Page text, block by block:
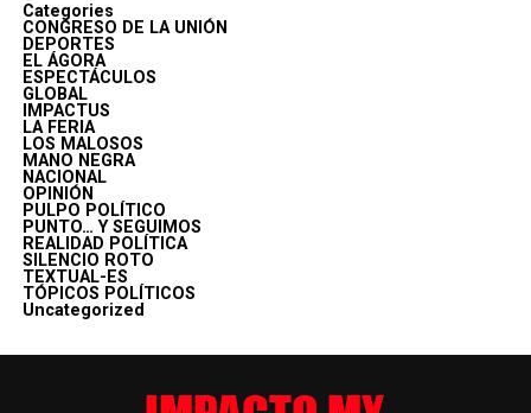
Categories
CONGRESO DE LA UNIÓN
DEPORTES
EL ÁGORA
ESPECTÁCULOS
GLOBAL
IMPACTUS
LA FERIA
LOS MALOSOS
MANO NEGRA
NACIONAL
OPINIÓN
PULPO POLÍTICO
PUNTO… Y SEGUIMOS
REALIDAD POLÍTICA
SILENCIO ROTO
TEXTUAL-ES
TÓPICOS POLÍTICOS
Uncategorized